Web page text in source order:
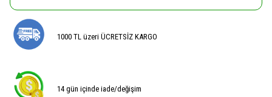
1000 TL üzeri ÜCRETSİZ KARGO
14 gün içinde iade/değişim